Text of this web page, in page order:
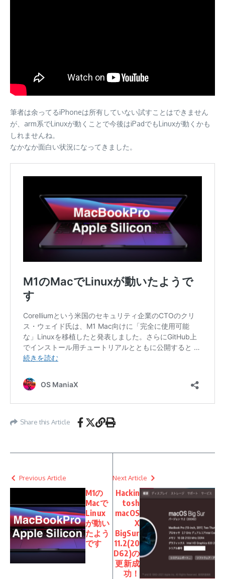
筆者は余ってるiPhoneは所有していない試すことはできません
が、arm系でLinuxが動くことで今後はiPadでもLinuxが動くかも
しれませんね。
なかなか面白い状況になってきました。
Share this Article
Previous Article
M1の
Macで
Linux
が動い
たよう
です
Next Article
Hackin
tosh
macOS
X
BigSur
11.2(20
D62)の
更新成
功！